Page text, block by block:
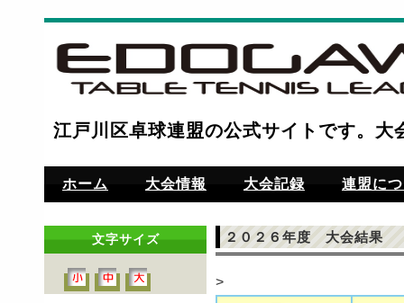
江戸川区卓球連盟の公式サイトです。
ホーム 大会情報 大会記録 連盟に
文字サイズ ２０２６年度 大会結果
>